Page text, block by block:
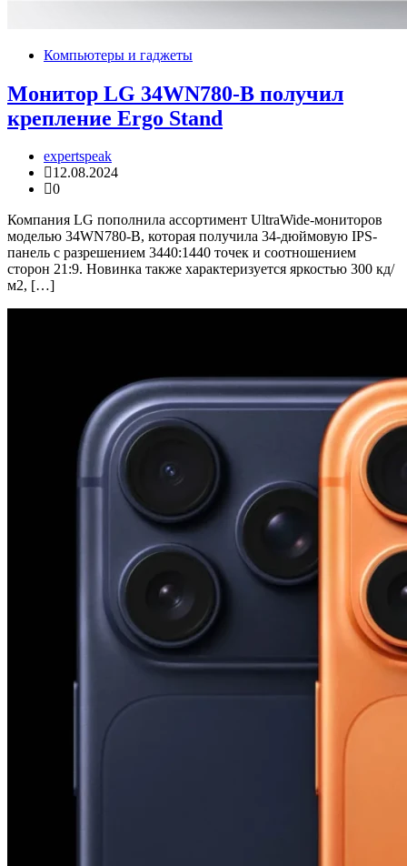
Компьютеры и гаджеты
Монитор LG 34WN780-B получил
крепление Ergo Stand
expertspeak
12.08.2024
0
Компания LG пополнила ассортимент UltraWide-мониторов
моделью 34WN780-B, которая получила 34-дюймовую IPS-
панель с разрешением 3440:1440 точек и соотношением
сторон 21:9. Новинка также характеризуется яркостью 300 кд/
м2, […]